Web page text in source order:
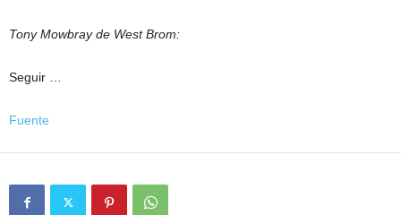
Tony Mowbray de West Brom:
Seguir …
Fuente